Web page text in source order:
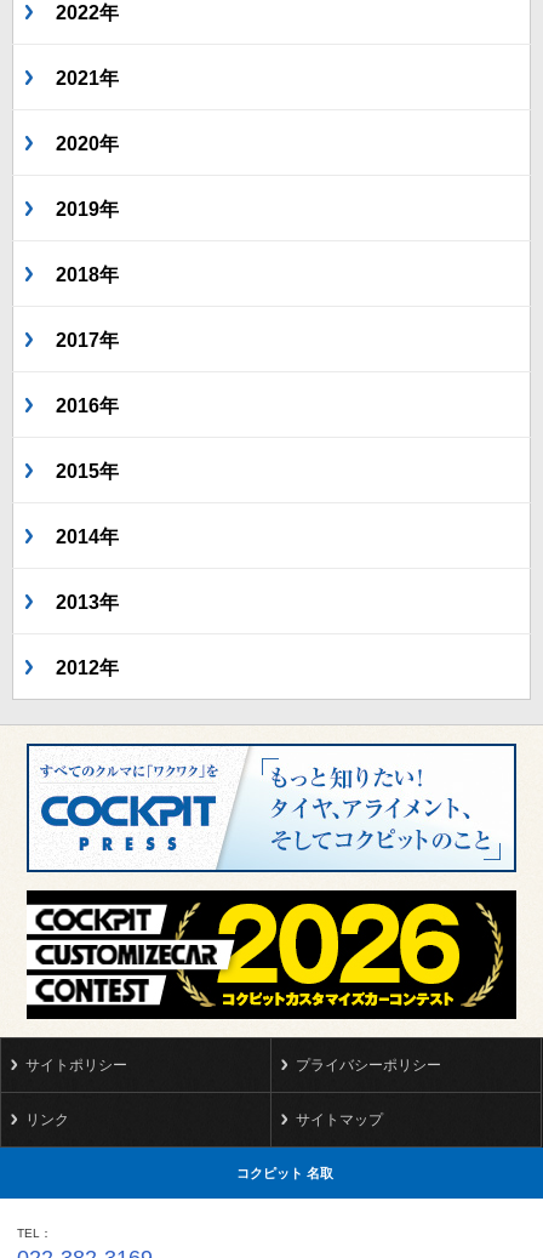
2022年
2021年
2020年
2019年
2018年
2017年
2016年
2015年
2014年
2013年
2012年
サイトポリシー プライバシーポリシー
リンク サイトマップ
コクピット 名取
TEL